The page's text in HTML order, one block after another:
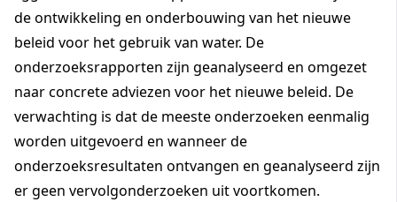
de ontwikkeling en onderbouwing van het nieuwe
beleid voor het gebruik van water. De
onderzoeksrapporten zijn geanalyseerd en omgezet
naar concrete adviezen voor het nieuwe beleid. De
verwachting is dat de meeste onderzoeken eenmalig
worden uitgevoerd en wanneer de
onderzoeksresultaten ontvangen en geanalyseerd zijn
er geen vervolgonderzoeken uit voortkomen.